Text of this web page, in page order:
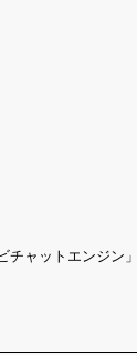
チャットエンジン」